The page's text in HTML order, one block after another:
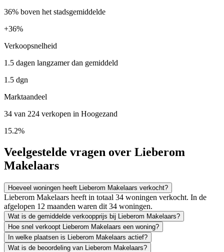
36% boven het stadsgemiddelde
+36%
Verkoopsnelheid
1.5 dagen langzamer dan gemiddeld
1.5 dgn
Marktaandeel
34 van 224 verkopen in Hoogezand
15.2%
Veelgestelde vragen over Lieberom
Makelaars
Hoeveel woningen heeft Lieberom Makelaars verkocht?
Lieberom Makelaars heeft in totaal 34 woningen verkocht. In de
afgelopen 12 maanden waren dit 34 woningen.
Wat is de gemiddelde verkoopprijs bij Lieberom Makelaars?
Hoe snel verkoopt Lieberom Makelaars een woning?
In welke plaatsen is Lieberom Makelaars actief?
Wat is de beoordeling van Lieberom Makelaars?